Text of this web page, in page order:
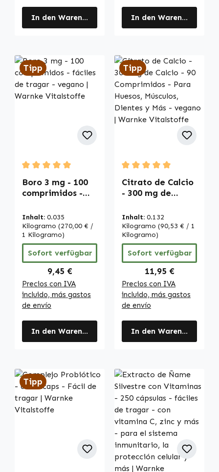
In den Warenkorb In den Warenkorb
Tipp
Durchschnittliche Bewertung von 5 von 5 Sternen
Boro 3 mg - 100
comprimidos -
- vegano |
Warnke
Vitalstoffe
Inhalt: 0.035
Kilogramo (270,00 € /
1 Kilogramo)
Sofort verfügbar
Regulärer Preis:
9,45 €
Precios con IVA
incluido, más gastos
de envío
In den Warenkorb
Tipp
Durchschnittliche
Citrato de Calcio
- 300 mg de
Comprimidos -
Para Huesos,
Músculos, Dientes
y Más - vegano |
Warnke
Vitalstoffe
Inhalt: 0.132
Kilogramo (90,53 € / 1
Kilogramo)
Sofort verfügbar
Regulärer Preis:
11,95 €
Precios con IVA
incluido, más gastos
de envío
In den Warenkorb
Tipp